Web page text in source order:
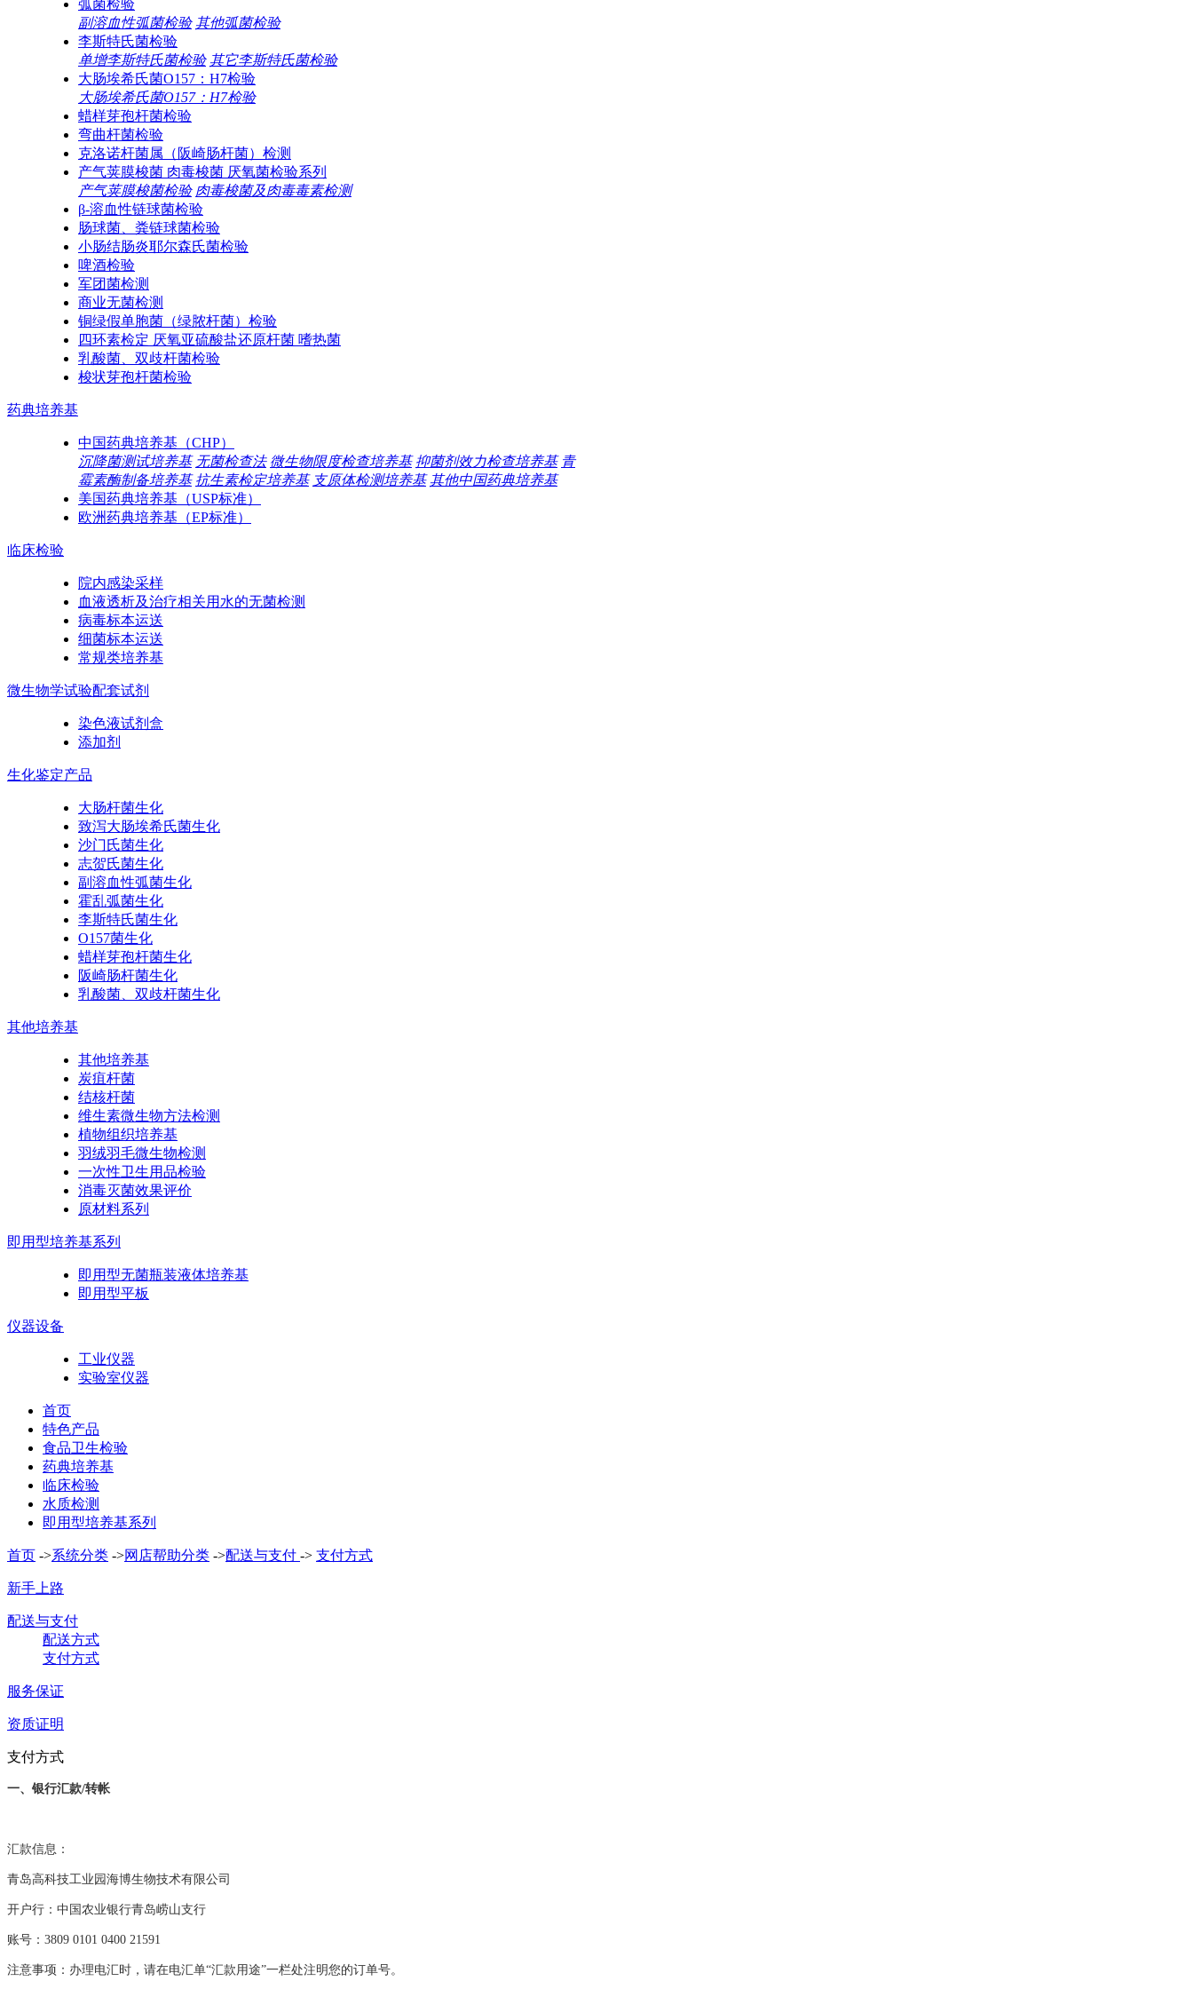
弧菌检验
副溶血性弧菌检验 其他弧菌检验
李斯特氏菌检验
单增李斯特氏菌检验 其它李斯特氏菌检验
大肠埃希氏菌O157：H7检验
大肠埃希氏菌O157：H7检验
蜡样芽孢杆菌检验
弯曲杆菌检验
克洛诺杆菌属（阪崎肠杆菌）检测
产气荚膜梭菌 肉毒梭菌 厌氧菌检验系列
产气荚膜梭菌检验 肉毒梭菌及肉毒毒素检测
β-溶血性链球菌检验
肠球菌、粪链球菌检验
小肠结肠炎耶尔森氏菌检验
啤酒检验
军团菌检测
商业无菌检测
铜绿假单胞菌（绿脓杆菌）检验
四环素检定 厌氧亚硫酸盐还原杆菌 嗜热菌
乳酸菌、双歧杆菌检验
梭状芽孢杆菌检验
药典培养基
中国药典培养基（CHP）
沉降菌测试培养基 无菌检查法 微生物限度检查培养基 抑菌剂效力检查培养基 青
霉素酶制备培养基 抗生素检定培养基 支原体检测培养基 其他中国药典培养基
美国药典培养基（USP标准）
欧洲药典培养基（EP标准）
临床检验
院内感染采样
血液透析及治疗相关用水的无菌检测
病毒标本运送
细菌标本运送
常规类培养基
微生物学试验配套试剂
染色液试剂盒
添加剂
生化鉴定产品
大肠杆菌生化
致泻大肠埃希氏菌生化
沙门氏菌生化
志贺氏菌生化
副溶血性弧菌生化
霍乱弧菌生化
李斯特氏菌生化
O157菌生化
蜡样芽孢杆菌生化
阪崎肠杆菌生化
乳酸菌、双歧杆菌生化
其他培养基
其他培养基
炭疽杆菌
结核杆菌
维生素微生物方法检测
植物组织培养基
羽绒羽毛微生物检测
一次性卫生用品检验
消毒灭菌效果评价
原材料系列
即用型培养基系列
即用型无菌瓶装液体培养基
即用型平板
仪器设备
工业仪器
实验室仪器
首页
特色产品
食品卫生检验
药典培养基
临床检验
水质检测
即用型培养基系列
首页 ->系统分类 ->网店帮助分类 ->配送与支付 -> 支付方式
新手上路
配送与支付
配送方式
支付方式
服务保证
资质证明
支付方式
一、 银行汇款/转帐
汇款信息：
青岛高科技工业园海博生物技术有限公司
开户行：中国农业银行青岛崂山支行
账号： 3809 0101 0400 21591
注意事项：办理电汇时，请在电汇单“汇款用途”一栏处注明您的订单号。